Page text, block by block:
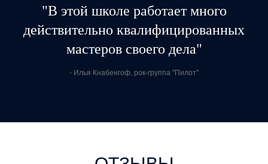
"В этой школе работает много
действительно квалифицированных
мастеров своего дела"
- Илья Кнабенгоф, рок-группа "Пилот"